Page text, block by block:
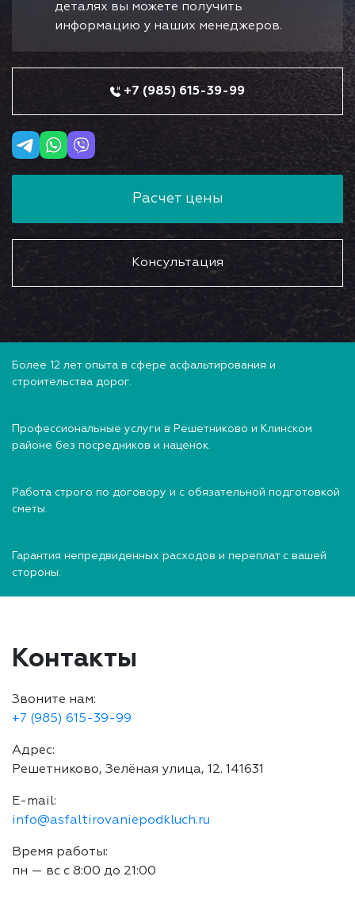
деталях вы можете получить
информацию у наших менеджеров.
+7 (985) 615-39-99
Расчет цены
Консультация
Более 12 лет опыта в сфере асфальтирования и
строительства дорог.
Профессиональные услуги в Решетниково и Клинском
районе без посредников и наценок.
Работа строго по договору и с обязательной подготовкой
сметы.
Гарантия непредвиденных расходов и переплат с вашей
стороны.
Контакты
Звоните нам:
+7 (985) 615-39-99
Адрес:
Решетниково, Зелёная улица, 12. 141631
E-mail:
info@asfaltirovaniepodkluch.ru
Время работы:
пн — вс с 8:00 до 21:00